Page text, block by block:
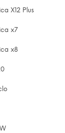
X12 Plus
x7
x8